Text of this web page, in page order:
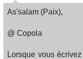
As'salam (Paix),
@ Copola
Lorsque vous